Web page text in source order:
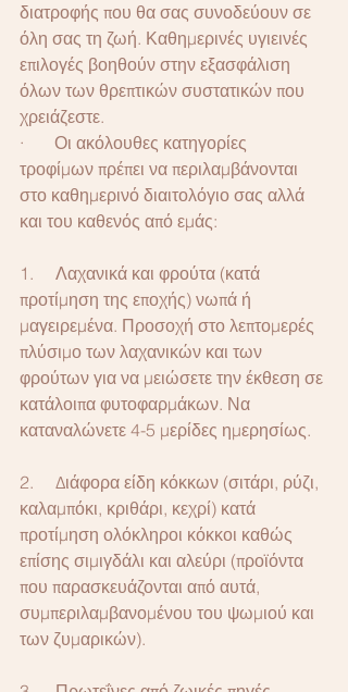
διατροφής που θα σας συνοδεύουν σε
όλη σας τη ζωή. Καθημερινές υγιεινές
επιλογές βοηθούν στην εξασφάλιση
όλων των θρεπτικών συστατικών που
χρειάζεστε.
·       Οι ακόλουθες κατηγορίες
τροφίμων πρέπει να περιλαμβάνονται
στο καθημερινό διαιτολόγιο σας αλλά
και του καθενός από εμάς:
1.     Λαχανικά και φρούτα (κατά
προτίμηση της εποχής) νωπά ή
μαγειρεμένα. Προσοχή στο λεπτομερές
πλύσιμο των λαχανικών και των
φρούτων για να μειώσετε την έκθεση σε
κατάλοιπα φυτοφαρμάκων. Να
καταναλώνετε 4-5 μερίδες ημερησίως.
2.     Διάφορα είδη κόκκων (σιτάρι, ρύζι,
καλαμπόκι, κριθάρι, κεχρί) κατά
προτίμηση ολόκληροι κόκκοι καθώς
επίσης σιμιγδάλι και αλεύρι (προϊόντα
που παρασκευάζονται από αυτά,
συμπεριλαμβανομένου του ψωμιού και
των ζυμαρικών).